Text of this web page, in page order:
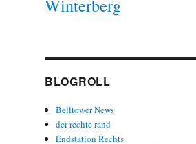
Winterberg
BLOGROLL
Belltower News
der rechte rand
Endstation Rechts